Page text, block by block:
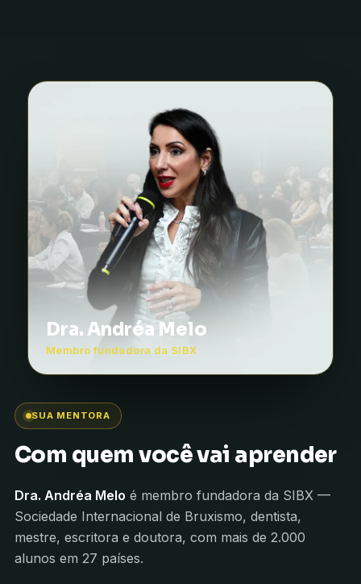
Dra. Andréa Melo
Membro fundadora da SIBX
SUA MENTORA
Com quem você vai aprender
Dra. Andréa Melo é membro fundadora da SIBX —
Sociedade Internacional de Bruxismo, dentista,
mestre, escritora e doutora, com mais de 2.000
alunos em 27 países.